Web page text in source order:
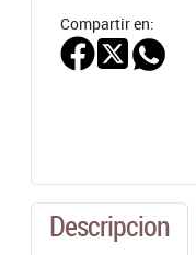
Compartir en:
Descripcion